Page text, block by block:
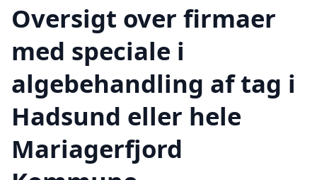
Oversigt over firmaer
med speciale i
algebehandling af tag i
Hadsund eller hele
Mariagerfjord